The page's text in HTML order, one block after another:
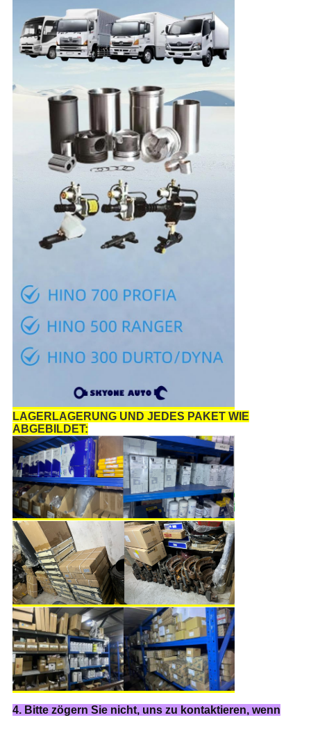
LAGERLAGERUNG UND JEDES PAKET WIE
ABGEBILDET:
4. Bitte zögern Sie nicht, uns zu kontaktieren, wenn